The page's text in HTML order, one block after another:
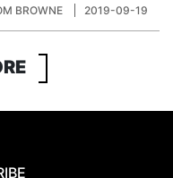
BROWNE 2019-09-19